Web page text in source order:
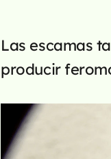
Las escamas
producir